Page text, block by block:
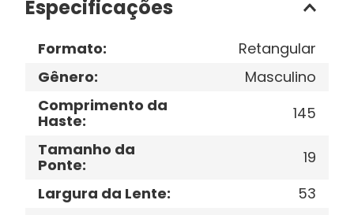
Especificações
Formato:
Retangular
Gênero:
Masculino
Comprimento da
Haste:
145
Tamanho da
Ponte:
19
Largura da Lente:
53